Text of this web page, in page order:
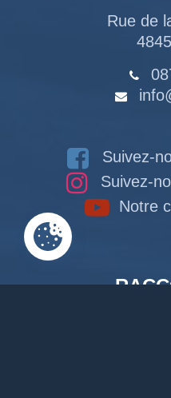
Rue de
Suivez-
Suivez-
Notre